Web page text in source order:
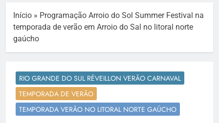
Férias De Verão
2027 – Estação
Verão 2027
Projeto Verão 2027 – Programação Verão
– Viagem E Turismo No Verão –
Programação De Verão – Viagem E
Destinos No Verão – Destinos Da
Temporada Verão 2027
Início » Programação Arroio do Sol Summer Festival na
temporada de verão em Arroio do Sal no litoral norte
gaúcho
RIO GRANDE DO SUL RÉVEILLON VERÃO CARNAVAL
TEMPORADA DE VERÃO
TEMPORADA VERÃO NO LITORAL NORTE GAÚCHO